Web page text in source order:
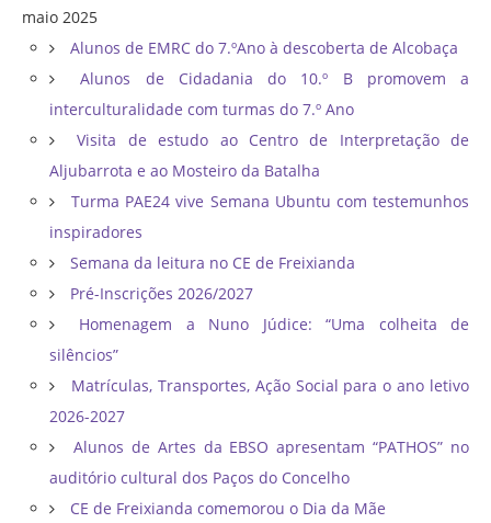
maio 2025
Alunos de EMRC do 7.ºAno à descoberta de Alcobaça
Alunos de Cidadania do 10.º B promovem a
interculturalidade com turmas do 7.º Ano
Visita de estudo ao Centro de Interpretação de
Aljubarrota e ao Mosteiro da Batalha
Turma PAE24 vive Semana Ubuntu com testemunhos
inspiradores
Semana da leitura no CE de Freixianda
Pré-Inscrições 2026/2027
Homenagem a Nuno Júdice: “Uma colheita de
silêncios”
Matrículas, Transportes, Ação Social para o ano letivo
2026-2027
Alunos de Artes da EBSO apresentam “PATHOS” no
auditório cultural dos Paços do Concelho
CE de Freixianda comemorou o Dia da Mãe